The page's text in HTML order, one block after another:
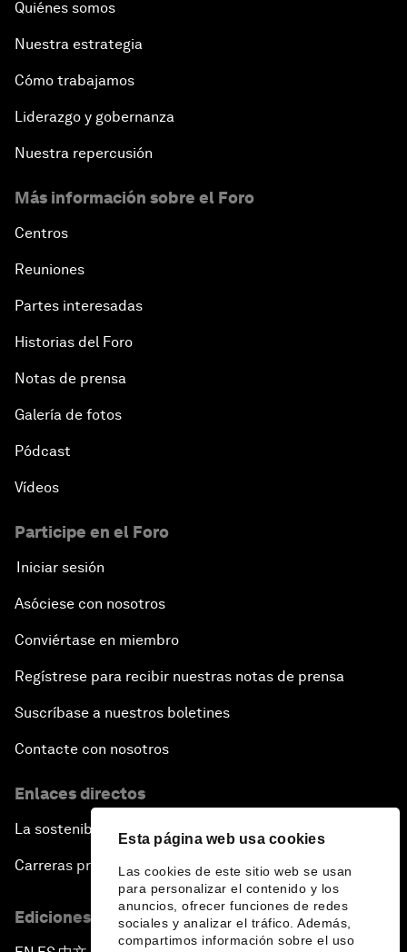
Esta página web usa cookies
Las cookies de este sitio web se usan
para personalizar el contenido y los
anuncios, ofrecer funciones de redes
sociales y analizar el tráfico. Además,
compartimos información sobre el uso
Quiénes somos
Nuestra estrategia
Cómo trabajamos
Liderazgo y gobernanza
Nuestra repercusión
Más información sobre el Foro
Centros
Reuniones
Partes interesadas
Historias del Foro
Notas de prensa
Galería de fotos
Pódcast
Vídeos
Participe en el Foro
Iniciar sesión
Asóciese con nosotros
Conviértase en miembro
Regístrese para recibir nuestras notas de prensa
Suscríbase a nuestros boletines
Contacte con nosotros
Enlaces directos
La sostenibilidad en el Foro
Carreras profesionales
Ediciones en otros idiomas